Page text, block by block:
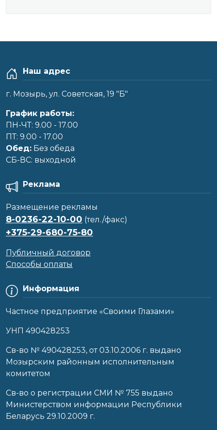
Наш адрес
г. Мозырь, ул. Советская, 19 "Б"
График работы:
ПН-ЧТ: 9.00 - 17.00
ПТ: 9.00 - 17.00
Обед: Без обеда
CБ-ВС: выходной
Информация
Частное предприятие «Своими Глазами»
УНП 490428253
Cв-во № 490428253, от 03.10.2006 г. выдано
Мозырским районным исполнительным
комитетом
Св-во о регистрации СМИ № 755 выдано
Министерством информации Республики
Беларусь 29.10.2009 г.
Реклама
Размещение рекламы
8-0236-22-10-00 (тел./факс)
+375-29-680-75-80
Публичный договор
Способы оплаты